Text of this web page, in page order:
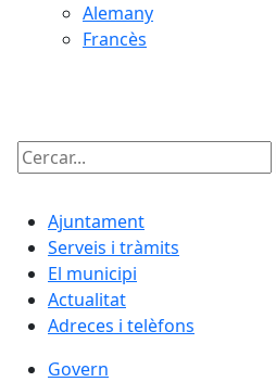
Alemany
Francès
Cercar:
Ajuntament
Serveis i tràmits
El municipi
Actualitat
Adreces i telèfons
Govern